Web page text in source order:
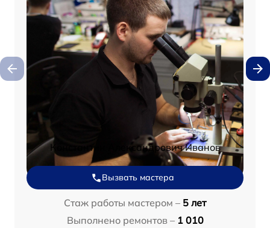
Константин Александрович Иванов
Вызвать мастера
Стаж работы мастером – 5 лет
Выполнено ремонтов – 1 010